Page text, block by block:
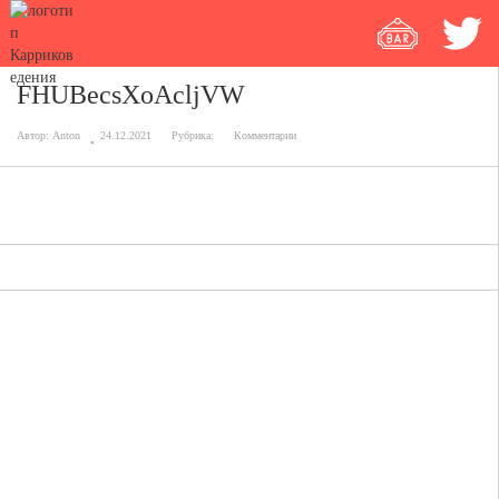
FHUBecsXoAcljVW
Автор: Anton 24.12.2021 Рубрика: Комментарии